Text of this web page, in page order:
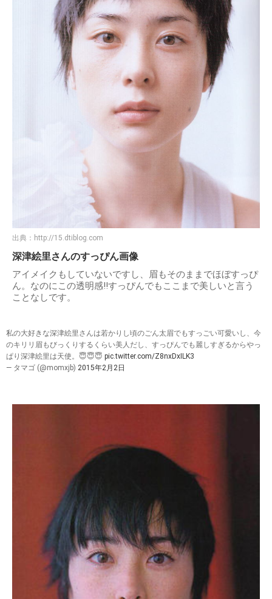
出典： http://15.dtiblog.com
深津絵里さんのすっぴん画像
アイメイクもしていないですし、眉もそのままでほぼすっぴ
ん。なのにこの透明感!!すっぴんでもここまで美しいと言う
ことなしです。
私の大好きな深津絵里さんは若かりし頃のごん太眉でもすっごい可愛いし、今
のキリリ眉もびっくりするくらい美人だし、すっぴんでも麗しすぎるからやっ
ぱり深津絵里は天使。😇😇😇 pic.twitter.com/Z8nxDxILK3
— タマゴ (@momxjb) 2015年2月2日